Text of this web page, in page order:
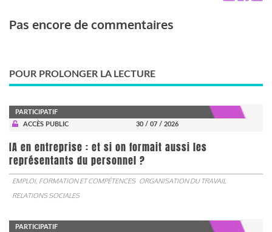
Pas encore de commentaires
POUR PROLONGER LA LECTURE
PARTICIPATIF
ACCÈS PUBLIC
30 / 07 / 2026
IA en entreprise : et si on formait aussi les
représentants du personnel ?
EMPLOI, FORMATION ET COMPÉTENCES ORGANISATION DU TRAVAIL
RELATIONS SOCIALES
PARTICIPATIF